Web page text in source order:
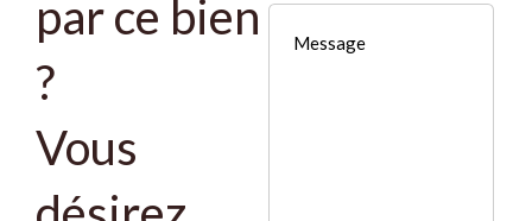
par ce bien
?
Vous